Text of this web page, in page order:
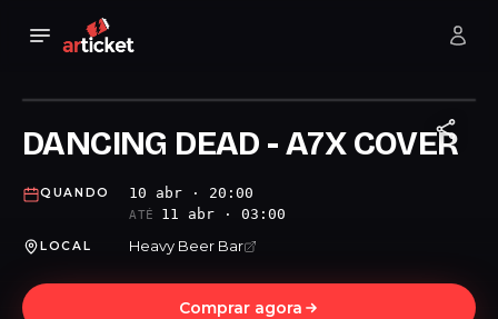
DANCING DEAD - A7X COVER
QUANDO 10 abr · 20:00
ATÉ 11 abr · 03:00
LOCAL Heavy Beer Bar
Comprar agora